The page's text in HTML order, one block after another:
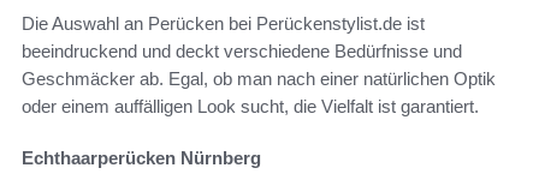
Die Auswahl an Perücken bei Perückenstylist.de ist
beeindruckend und deckt verschiedene Bedürfnisse und
Geschmäcker ab. Egal, ob man nach einer natürlichen Optik
oder einem auffälligen Look sucht, die Vielfalt ist garantiert.
Echthaarperücken Nürnberg